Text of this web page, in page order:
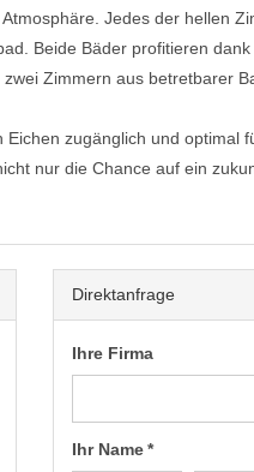
Jedes der hellen
Beide Bäder profitieren
Zimmern aus betretbarer
zugänglich und
nur die Chance auf ein
Direktanfrage
Ihre Firma
Ihr Name *